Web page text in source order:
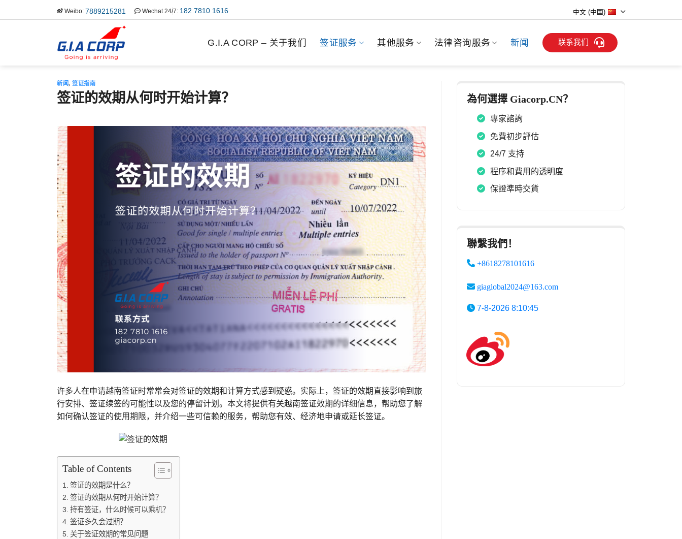
到
Weibo: 7889215281 Wechat 24/7: 182 7810 1616 中文 (中国)
G.I.A CORP – 关于我们 签证服务 其他服务 法律咨询服务 新闻 联系我们
新闻,签证指南
签证的效期从何时开始计算？
许多人在申请越南签证时常常会对签证的效期和计算方式感到疑惑。实际上，签证的效期直接影响到旅
行安排、签证续签的可能性以及您的停留计划。本文将提供有关越南签证效期的详细信息，帮助您了解
如何确认签证的使用期限，并介绍一些可信赖的服务，帮助您有效、经济地申请或延长签证。
Table of Contents
签证的效期是什么？
签证的效期从何时开始计算？
持有签证，什么时候可以乘机？
签证多久会过期？
关于签证效期的常见问题
為何選擇 Giacorp.CN？
專家諮詢
免費初步評估
24/7 支持
程序和費用的透明度
保證準時交貨
聯繫我們！
+8618278101616
giaglobal2024@163.com
7-8-2026 8:10:45